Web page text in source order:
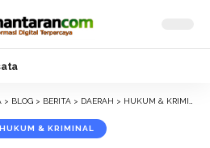
> BLOG > BERITA > DAERAH > HUKUM & KRIMINAL
HUKUM & KRIMINAL